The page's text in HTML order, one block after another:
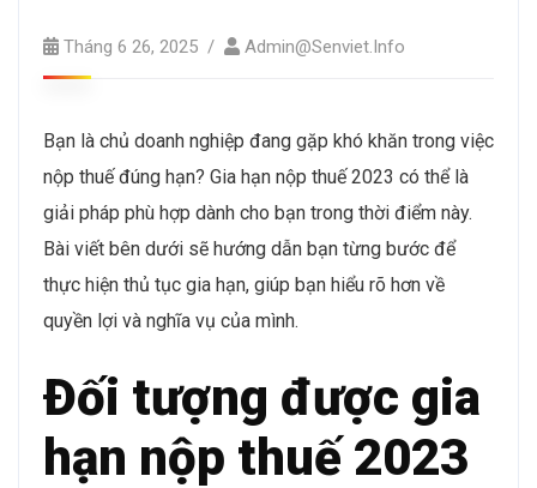
Tháng 6 26, 2025 Admin@senviet.info
Bạn là chủ doanh nghiệp đang gặp khó khăn trong việc
nộp thuế đúng hạn? Gia hạn nộp thuế 2023 có thể là
giải pháp phù hợp dành cho bạn trong thời điểm này.
Bài viết bên dưới sẽ hướng dẫn bạn từng bước để
thực hiện thủ tục gia hạn, giúp bạn hiểu rõ hơn về
quyền lợi và nghĩa vụ của mình.
Đối tượng được gia
hạn nộp thuế 2023